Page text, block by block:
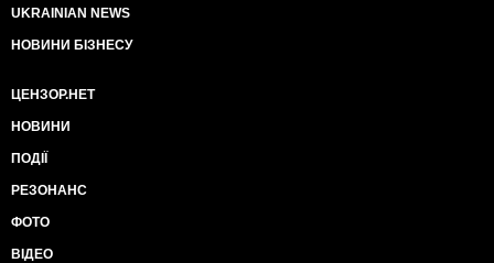
UKRAINIAN NEWS
НОВИНИ БІЗНЕСУ
ЦЕНЗОР.НЕТ
НОВИНИ
ПОДІЇ
РЕЗОНАНС
ФОТО
ВІДЕО